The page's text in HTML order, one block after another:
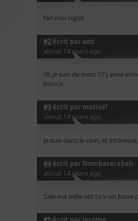
fait moi signe
#2 écrit par aziz
about 14 years ago
slt je suis de metz 57 j aime
bisous
#3 écrit par motivé!
about 14 years ago
je suis dans le coin, et
#4 écrit par Nombarerabah
about 14 years ago
Sale ma belle ses tu v un